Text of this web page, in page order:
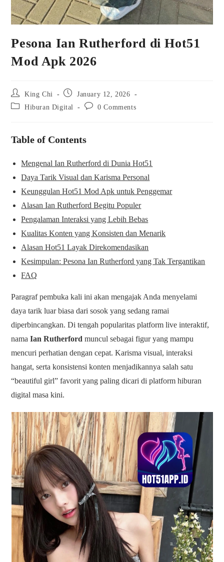
Pesona Ian Rutherford di Hot51
Mod Apk 2026
Post
author:
King Chi
Post
published:
January 12, 2026
Post Hiburan Digital
Post 0 Comments
Table of Contents
Mengenal Ian Rutherford di Dunia Hot51
Daya Tarik Visual dan Karisma Personal
Keunggulan Hot51 Mod Apk untuk Penggemar
Alasan Ian Rutherford Begitu Populer
Pengalaman Interaksi yang Lebih Bebas
Kualitas Konten yang Konsisten dan Menarik
Alasan Hot51 Layak Direkomendasikan
Kesimpulan: Pesona Ian Rutherford yang Tak Tergantikan
FAQ
Paragraf pembuka kali ini akan mengajak Anda menyelami
daya tarik luar biasa dari sosok yang sedang ramai
diperbincangkan. Di tengah popularitas platform live interaktif,
namaIan Rutherford muncul sebagai figur yang mampu
mencuri perhatian dengan cepat. Karisma visual, interaksi
hangat, serta konsistensi konten menjadikannya salah satu
“beautiful girl” favorit yang paling dicari di platform hiburan
digital masa kini.